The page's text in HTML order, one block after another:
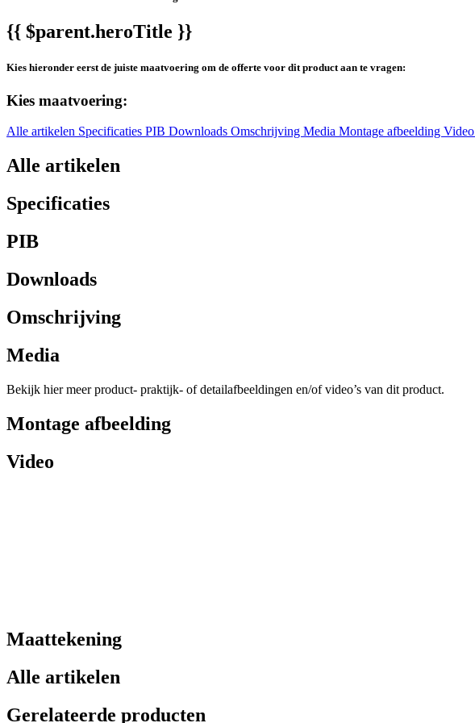
{{ $parent.heroTitle }}
Kies hieronder eerst de juiste maatvoering om de offerte voor dit product aan te vragen:
Kies maatvoering:
Alle artikelen Specificaties PIB Downloads Omschrijving Media Montage afbeelding Video
Alle artikelen
Specificaties
PIB
Downloads
Omschrijving
Media
Bekijk hier meer product- praktijk- of detailafbeeldingen en/of video’s van dit product.
Montage afbeelding
Video
Maattekening
Alle artikelen
Gerelateerde producten